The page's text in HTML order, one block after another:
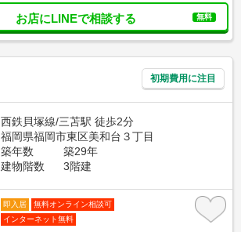
お店にLINEで相談する 無料
初期費用に注目
西鉄貝塚線/三苫駅 徒歩2分
福岡県福岡市東区美和台３丁目
築年数
築29年
建物階数
3階建
即入居
無料オンライン相談可
インターネット無料